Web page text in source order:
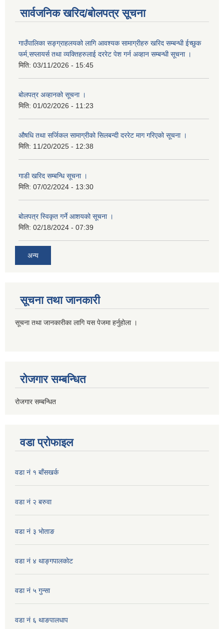
सार्वजनिक खरिद/बोलपत्र सूचना
गाउँपालिका सङ्ग्राहलयको लागि आवश्यक सामाग्रीहरु खरिद सम्बन्धी ईच्छुक
फर्म,सप्लायर्स तथा व्यक्तिहरुलाई दररेट पेश गर्न अव्हान सम्बन्धी सूचना ।
मिति: 03/11/2026 - 15:45
बोलपत्र अव्हानको सूचना ।
मिति: 01/02/2026 - 11:23
औषधि तथा सर्जिकल सामाग्रीको सिलबन्दी दररेट माग गरिएको सूचना ।
मिति: 11/20/2025 - 12:38
गाडी खरिद सम्बन्धि सूचना ।
मिति: 07/02/2024 - 13:30
बोलपत्र स्विकृत गर्ने आशयको सूचना ।
मिति: 02/18/2024 - 07:39
अन्य
सूचना तथा जानकारी
सूचना तथा जानकारीका लागि यस पेजमा हर्नुहोला ।
रोजगार सम्बन्धित
रोजगार सम्बन्धित
वडा प्रोफाइल
वडा नं १ बाँसखर्क
वडा नं २ बरुवा
वडा नं ३ भाेताङ
वडा नं ४ थाङ्गपालकाेट
वडा नं ५ गुन्सा
वडा नं ६ थाङपालधाप